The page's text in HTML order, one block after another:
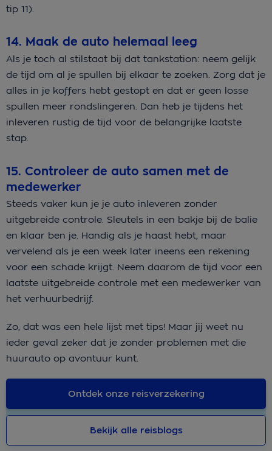
tip 11).
14. Maak de auto helemaal leeg
Als je toch al stilstaat bij dat tankstation: neem gelijk
de tijd om al je spullen bij elkaar te zoeken. Zorg dat je
alles in je koffers hebt gestopt en dat er geen losse
spullen meer rondslingeren. Dan heb je tijdens het
inleveren rustig de tijd voor de belangrijke laatste
stap.
15. Controleer de auto samen met de
medewerker
Steeds vaker kun je je auto inleveren zonder
uitgebreide controle. Sleutels in een bakje bij de balie
en klaar ben je. Handig als je haast hebt, maar
vervelend als je een week later ineens een rekening
voor een schade krijgt. Neem daarom de tijd voor een
laatste uitgebreide controle met een medewerker van
het verhuurbedrijf.
Zo, dat was een hele lijst met tips! Maar jij weet nu
ieder geval zeker dat je zonder problemen met die
huurauto op avontuur kunt.
Ontdek onze reisverzekering
Bekijk alle reisblogs